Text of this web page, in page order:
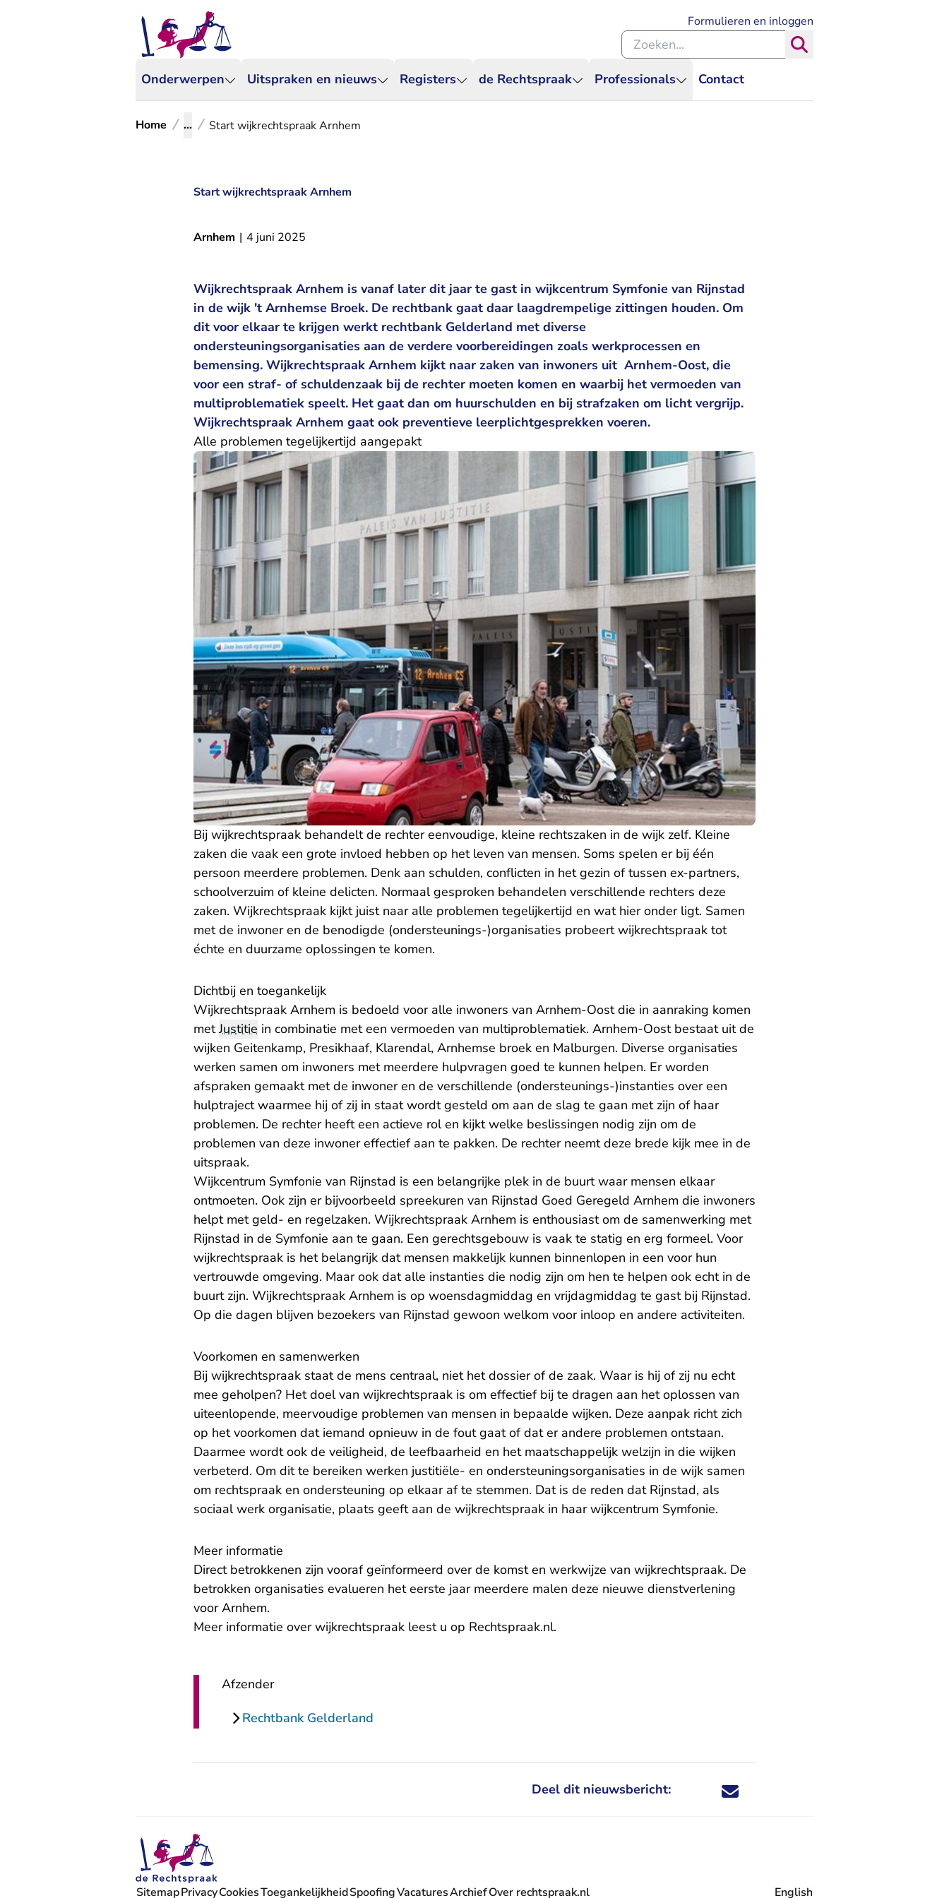
Onderwerpen Uitspraken en nieuws Registers de Rechtspraak Professionals Contact
Formulieren en inloggen
Zoeken binnen de Rechtspraak
Home ... Start wijkrechtspraak Arnhem
Start wijkrechtspraak Arnhem
Arnhem | 4 juni 2025
Wijkrechtspraak Arnhem is vanaf later dit jaar te gast in wijkcentrum Symfonie van Rijnstad
in de wijk 't Arnhemse Broek. De rechtbank gaat daar laagdrempelige zittingen houden. Om
dit voor elkaar te krijgen werkt rechtbank Gelderland met diverse
ondersteuningsorganisaties aan de verdere voorbereidingen zoals werkprocessen en
bemensing. Wijkrechtspraak Arnhem kijkt naar zaken van inwoners uit Arnhem-Oost, die
voor een straf- of schuldenzaak bij de rechter moeten komen en waarbij het vermoeden van
multiproblematiek speelt. Het gaat dan om huurschulden en bij strafzaken om licht vergrijp.
Wijkrechtspraak Arnhem gaat ook preventieve leerplichtgesprekken voeren.
Alle problemen tegelijkertijd aangepakt
Bij wijkrechtspraak behandelt de rechter eenvoudige, kleine rechtszaken in de wijk zelf. Kleine
zaken die vaak een grote invloed hebben op het leven van mensen. Soms spelen er bij één
persoon meerdere problemen. Denk aan schulden, conflicten in het gezin of tussen ex-partners,
schoolverzuim of kleine delicten. Normaal gesproken behandelen verschillende rechters deze
zaken. Wijkrechtspraak kijkt juist naar alle problemen tegelijkertijd en wat hier onder ligt. Samen
met de inwoner en de benodigde (ondersteunings-)organisaties probeert wijkrechtspraak tot
échte en duurzame oplossingen te komen.
Dichtbij en toegankelijk
Wijkrechtspraak Arnhem is bedoeld voor alle inwoners van Arnhem-Oost die in aanraking komen
metJustitie in combinatie met een vermoeden van multiproblematiek. Arnhem-Oost bestaat uit de
wijken Geitenkamp, Presikhaaf, Klarendal, Arnhemse broek en Malburgen. Diverse organisaties
werken samen om inwoners met meerdere hulpvragen goed te kunnen helpen. Er worden
afspraken gemaakt met de inwoner en de verschillende (ondersteunings-)instanties over een
hulptraject waarmee hij of zij in staat wordt gesteld om aan de slag te gaan met zijn of haar
problemen. De rechter heeft een actieve rol en kijkt welke beslissingen nodig zijn om de
problemen van deze inwoner effectief aan te pakken. De rechter neemt deze brede kijk mee in de
uitspraak.
Wijkcentrum Symfonie van Rijnstad is een belangrijke plek in de buurt waar mensen elkaar
ontmoeten. Ook zijn er bijvoorbeeld spreekuren van Rijnstad Goed Geregeld Arnhem die inwoners
helpt met geld- en regelzaken. Wijkrechtspraak Arnhem is enthousiast om de samenwerking met
Rijnstad in de Symfonie aan te gaan. Een gerechtsgebouw is vaak te statig en erg formeel. Voor
wijkrechtspraak is het belangrijk dat mensen makkelijk kunnen binnenlopen in een voor hun
vertrouwde omgeving. Maar ook dat alle instanties die nodig zijn om hen te helpen ook echt in de
buurt zijn. Wijkrechtspraak Arnhem is op woensdagmiddag en vrijdagmiddag te gast bij Rijnstad.
Op die dagen blijven bezoekers van Rijnstad gewoon welkom voor inloop en andere activiteiten.
Voorkomen en samenwerken
Bij wijkrechtspraak staat de mens centraal, niet het dossier of de zaak. Waar is hij of zij nu echt
mee geholpen? Het doel van wijkrechtspraak is om effectief bij te dragen aan het oplossen van
uiteenlopende, meervoudige problemen van mensen in bepaalde wijken. Deze aanpak richt zich
op het voorkomen dat iemand opnieuw in de fout gaat of dat er andere problemen ontstaan.
Daarmee wordt ook de veiligheid, de leefbaarheid en het maatschappelijk welzijn in die wijken
verbeterd. Om dit te bereiken werken justitiële- en ondersteuningsorganisaties in de wijk samen
om rechtspraak en ondersteuning op elkaar af te stemmen. Dat is de reden dat Rijnstad, als
sociaal werk organisatie, plaats geeft aan de wijkrechtspraak in haar wijkcentrum Symfonie.
Meer informatie
Direct betrokkenen zijn vooraf geïnformeerd over de komst en werkwijze van wijkrechtspraak. De
betrokken organisaties evalueren het eerste jaar meerdere malen deze nieuwe dienstverlening
voor Arnhem.
Meer informatie over wijkrechtspraak leest u op Rechtspraak.nl.
Afzender
Rechtbank Gelderland
Deel dit nieuwsbericht: Deel dit nieuwsbericht via X - U verlaat
Deel dit nieuwsbericht via Facebook - U
Deel dit nieuwsbericht via e-mail
Deel dit nieuwsbericht via LinkedIn - U
SitemapPrivacyCookiesToegankelijkheidSpoofingVacaturesArchiefOver rechtspraak.nl English